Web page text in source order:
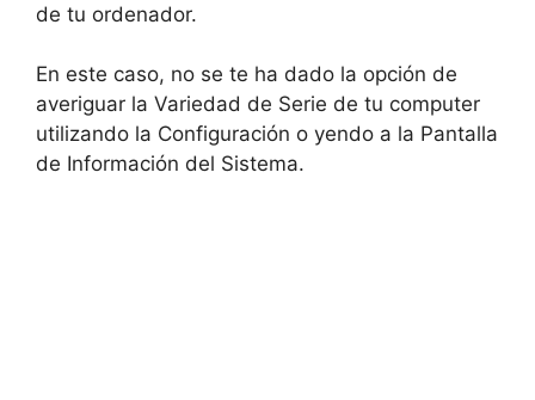
de tu ordenador.
En este caso, no se te ha dado la opción de
averiguar la Variedad de Serie de tu computer
utilizando la Configuración o yendo a la Pantalla
de Información del Sistema.